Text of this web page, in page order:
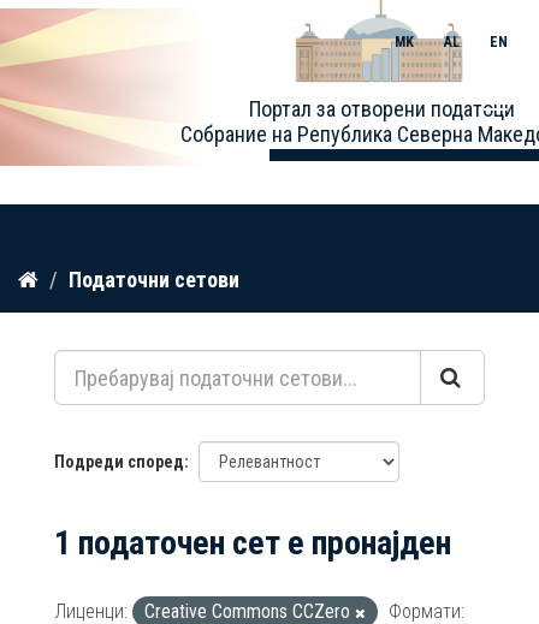
Прескокнете
содржина
Портал за отворени податоци
Собрание на Република Северна
MK AL EN
Toggle
Податочни сетови
Подреди според
1 податочен сет е пронајден
Лиценци: Creative Commons CCZero
Формати: